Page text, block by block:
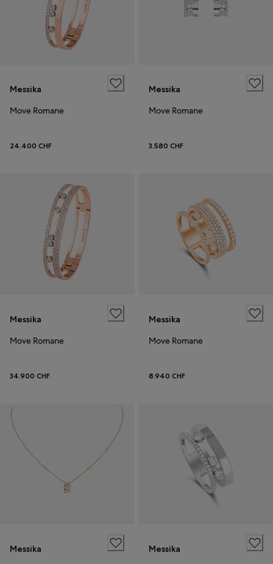
Messika
Move Romane
24.400 CHF
Messika
Move Romane
3.580 CHF
Messika
Move Romane
34.900 CHF
Messika
Move Romane
8.940 CHF
Messika
Messika